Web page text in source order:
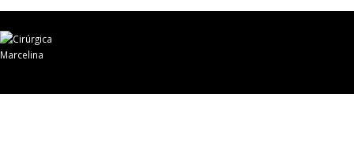
© Cirúrgica Marcelina - 2020 Todos Direitos Reservados - Desenvolvido pela